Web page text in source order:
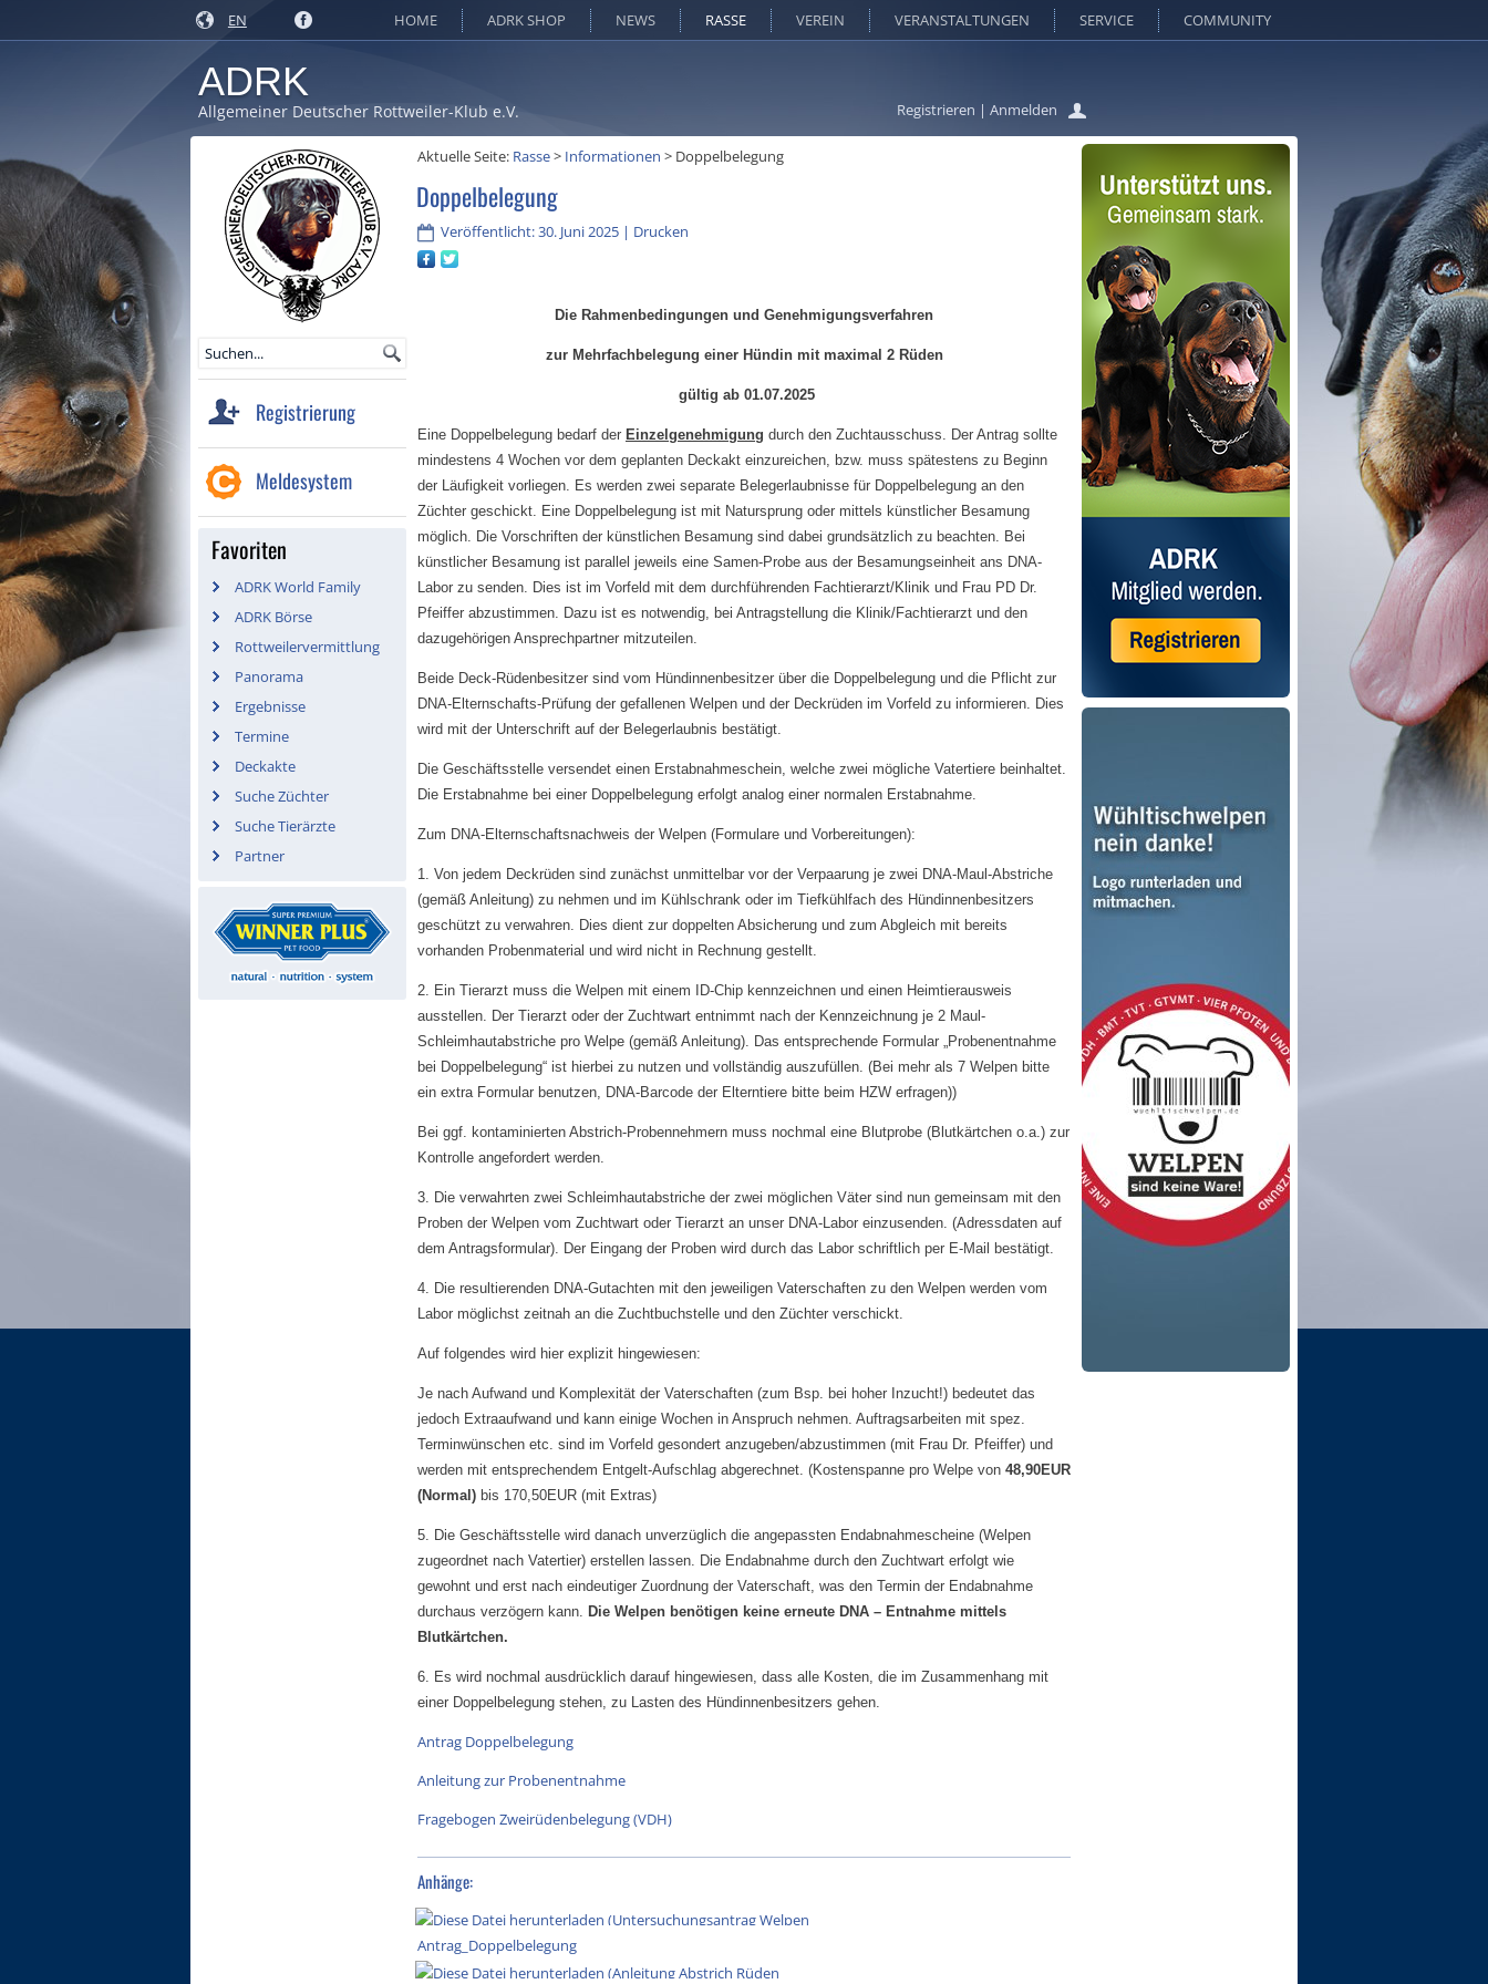
EN
Registrieren | Anmelden
HOME ADRK SHOP NEWS RASSE VEREIN VERANSTALTUNGEN SERVICE COMMUNITY
ADRK
Allgemeiner Deutscher Rottweiler-Klub e.V.
Registrierung
Meldesystem
Favoriten
ADRK World Family
ADRK Börse
Rottweilervermittlung
Panorama
Ergebnisse
Termine
Deckakte
Suche Züchter
Suche Tierärzte
Partner
Aktuelle Seite: Rasse> Informationen > Doppelbelegung
Doppelbelegung
Veröffentlicht: 30. Juni 2025 | Drucken
Die Rahmenbedingungen und Genehmigungsverfahren
zur Mehrfachbelegung einer Hündin mit maximal 2 Rüden
gültig ab 01.07.2025
Eine Doppelbelegung bedarf der Einzelgenehmigung durch den Zuchtausschuss. Der Antrag sollte
mindestens 4 Wochen vor dem geplanten Deckakt einzureichen, bzw. muss spätestens zu Beginn
der Läufigkeit vorliegen. Es werden zwei separate Belegerlaubnisse für Doppelbelegung an den
Züchter geschickt. Eine Doppelbelegung ist mit Natursprung oder mittels künstlicher Besamung
möglich. Die Vorschriften der künstlichen Besamung sind dabei grundsätzlich zu beachten. Bei
künstlicher Besamung ist parallel jeweils eine Samen-Probe aus der Besamungseinheit ans DNA-
Labor zu senden. Dies ist im Vorfeld mit dem durchführenden Fachtierarzt/Klinik und Frau PD Dr.
Pfeiffer abzustimmen. Dazu ist es notwendig, bei Antragstellung die Klinik/Fachtierarzt und den
dazugehörigen Ansprechpartner mitzuteilen.
Beide Deck-Rüdenbesitzer sind vom Hündinnenbesitzer über die Doppelbelegung und die Pflicht zur
DNA-Elternschafts-Prüfung der gefallenen Welpen und der Deckrüden im Vorfeld zu informieren. Dies
wird mit der Unterschrift auf der Belegerlaubnis bestätigt.
Die Geschäftsstelle versendet einen Erstabnahmeschein, welche zwei mögliche Vatertiere beinhaltet.
Die Erstabnahme bei einer Doppelbelegung erfolgt analog einer normalen Erstabnahme.
Zum DNA-Elternschaftsnachweis der Welpen (Formulare und Vorbereitungen):
1. Von jedem Deckrüden sind zunächst unmittelbar vor der Verpaarung je zwei DNA-Maul-Abstriche
(gemäß Anleitung) zu nehmen und im Kühlschrank oder im Tiefkühlfach des Hündinnenbesitzers
geschützt zu verwahren. Dies dient zur doppelten Absicherung und zum Abgleich mit bereits
vorhanden Probenmaterial und wird nicht in Rechnung gestellt.
2. Ein Tierarzt muss die Welpen mit einem ID-Chip kennzeichnen und einen Heimtierausweis
ausstellen. Der Tierarzt oder der Zuchtwart entnimmt nach der Kennzeichnung je 2 Maul-
Schleimhautabstriche pro Welpe (gemäß Anleitung). Das entsprechende Formular „Probenentnahme
bei Doppelbelegung“ ist hierbei zu nutzen und vollständig auszufüllen. (Bei mehr als 7 Welpen bitte
ein extra Formular benutzen, DNA-Barcode der Elterntiere bitte beim HZW erfragen))
Bei ggf. kontaminierten Abstrich-Probennehmern muss nochmal eine Blutprobe (Blutkärtchen o.a.) zur
Kontrolle angefordert werden.
3. Die verwahrten zwei Schleimhautabstriche der zwei möglichen Väter sind nun gemeinsam mit den
Proben der Welpen vom Zuchtwart oder Tierarzt an unser DNA-Labor einzusenden. (Adressdaten auf
dem Antragsformular). Der Eingang der Proben wird durch das Labor schriftlich per E-Mail bestätigt.
4. Die resultierenden DNA-Gutachten mit den jeweiligen Vaterschaften zu den Welpen werden vom
Labor möglichst zeitnah an die Zuchtbuchstelle und den Züchter verschickt.
Auf folgendes wird hier explizit hingewiesen:
Je nach Aufwand und Komplexität der Vaterschaften (zum Bsp. bei hoher Inzucht!) bedeutet das
jedoch Extraaufwand und kann einige Wochen in Anspruch nehmen. Auftragsarbeiten mit spez.
Terminwünschen etc. sind im Vorfeld gesondert anzugeben/abzustimmen (mit Frau Dr. Pfeiffer) und
werden mit entsprechendem Entgelt-Aufschlag abgerechnet. (Kostenspanne pro Welpe von 48,90EUR
(Normal) bis 170,50EUR (mit Extras)
5. Die Geschäftsstelle wird danach unverzüglich die angepassten Endabnahmescheine (Welpen
zugeordnet nach Vatertier) erstellen lassen. Die Endabnahme durch den Zuchtwart erfolgt wie
gewohnt und erst nach eindeutiger Zuordnung der Vaterschaft, was den Termin der Endabnahme
durchaus verzögern kann. Die Welpen benötigen keine erneute DNA – Entnahme mittels
Blutkärtchen.
6. Es wird nochmal ausdrücklich darauf hingewiesen, dass alle Kosten, die im Zusammenhang mit
einer Doppelbelegung stehen, zu Lasten des Hündinnenbesitzers gehen.
Antrag Doppelbelegung
Anleitung zur Probenentnahme
Fragebogen Zweirüdenbelegung (VDH)
Anhänge:
Antrag_Doppelbelegung